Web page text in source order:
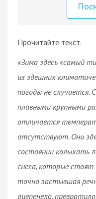
Прочитайте текст.
«Зима здесь «самый
из здешних
погоды не
плавными крупными
отличается
отсутствуют. Они
состоянии колыхать
снега, которые стоят
точно застывшая
оцепенело,